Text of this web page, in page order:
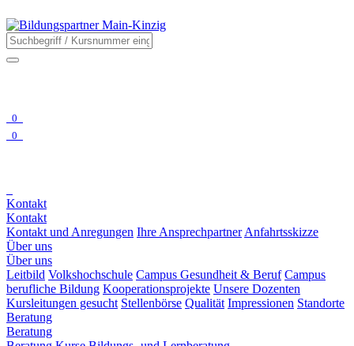
0
0
Kontakt
Kontakt
Kontakt und Anregungen Ihre Ansprechpartner Anfahrtsskizze
Über uns
Über uns
Leitbild Volkshochschule Campus Gesundheit & Beruf Campus
berufliche Bildung Kooperationsprojekte Unsere Dozenten
Kursleitungen gesucht Stellenbörse Qualität Impressionen Standorte
Beratung
Beratung